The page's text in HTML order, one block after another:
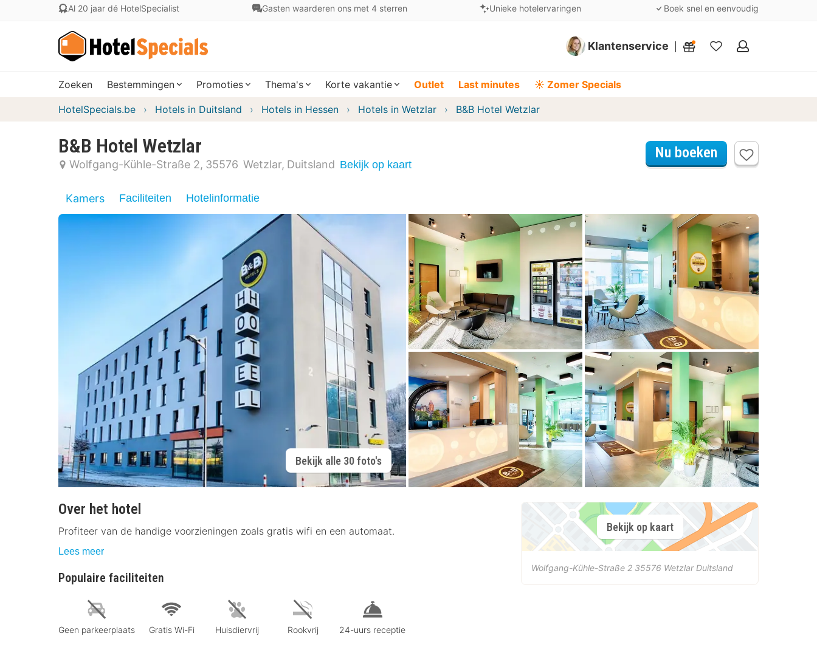
Al 20 jaar dé HotelSpecialist Gasten waarderen ons met 4 sterren Unieke hotelervaringen Boek snel en eenvoudig
Klantenservice
Mijn
Zoeken Bestemmingen Promoties Thema's Korte vakantie Outlet Last minutes ☀️ Zomer Specials
HotelSpecials.be Hotels in Duitsland Hotels in Hessen Hotels in Wetzlar B&B Hotel Wetzlar
B&B Hotel Wetzlar
Wolfgang-Kühle-Straße 2 35576 Wetzlar Duitsland Bekijk op kaart
Nu boeken
Kamers Faciliteiten Hotelinformatie
Bekijk alle 30 foto's
Over het hotel
Profiteer van de handige voorzieningen zoals gratis wifi en een automaat.
Lees meer
Populaire faciliteiten
Geen parkeerplaats Gratis Wi-Fi Huisdiervrij Rookvrij 24-uurs receptie
Bekijk op kaart
Wolfgang-Kühle-Straße 2 35576 Wetzlar Duitsland